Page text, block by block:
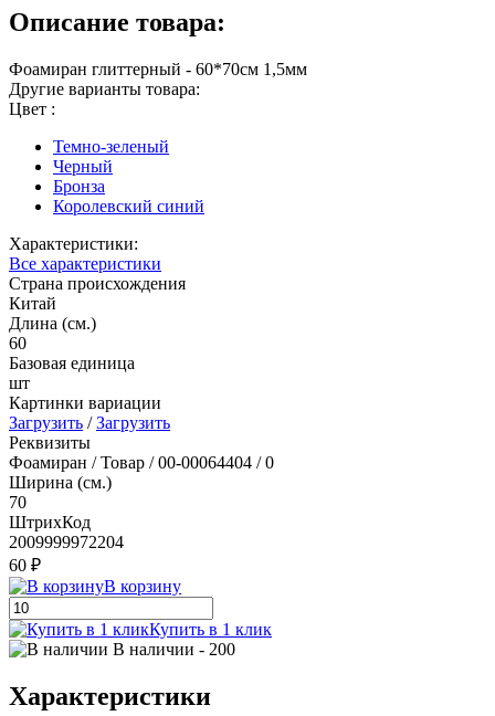
Описание товара:
Фоамиран глиттерный - 60*70см 1,5мм
Другие варианты товара:
Цвет :
Темно-зеленый
Черный
Бронза
Королевский синий
Характеристики:
Все характеристики
Страна происхождения
Китай
Длина (см.)
60
Базовая единица
шт
Картинки вариации
Загрузить /Загрузить
Реквизиты
Фоамиран / Товар / 00-00064404 / 0
Ширина (см.)
70
ШтрихКод
2009999972204
60 ₽
В корзину
Купить в 1 клик
В наличии - 200
Характеристики